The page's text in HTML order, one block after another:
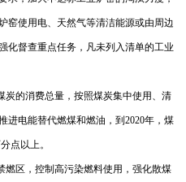
窑使用电、天然气等清洁能源或由周边
化督查重点任务，凡未列入清单的工业
炭的消费总量，按照煤炭集中使用、清
进电能替代燃煤和燃油，到2020年，煤
点以上。
燃区，控制高污染燃料使用，强化散煤